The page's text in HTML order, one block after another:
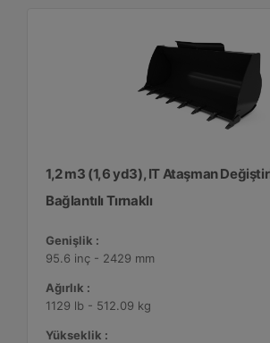
1,2 m3 (1,6 yd3), IT Ataşman
Bağlantılı Tırnaklı
Genişlik :
95.6 inç - 2429 mm
Ağırlık :
1129 lb - 512.09 kg
Yükseklik :